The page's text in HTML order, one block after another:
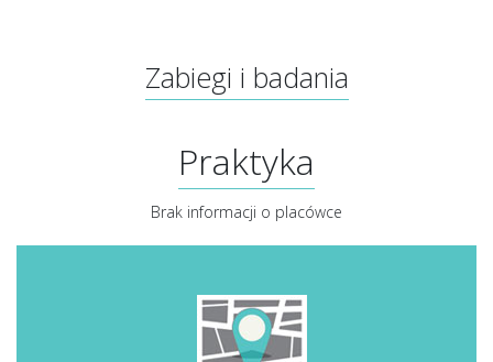
Zabiegi i badania
Praktyka
Brak informacji o placówce